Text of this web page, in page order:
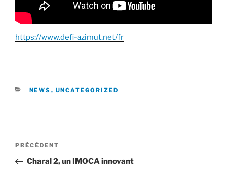
https://www.defi-azimut.net/fr
CATÉGORIES
NEWS , UNCATEGORIZED
Navigation
l’article
Article
précédent
PRÉCÉDENT
Charal 2, un IMOCA innovant